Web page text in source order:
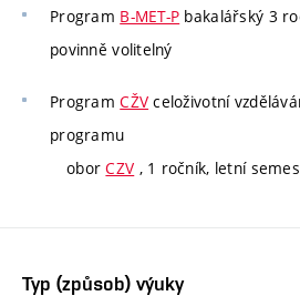
Program B-MET-P bakalářský 3
povinně volitelný
ProgramCŽV celoživotní
programu
oborCZV , 1 ročník, letní
Typ (způsob) výuky